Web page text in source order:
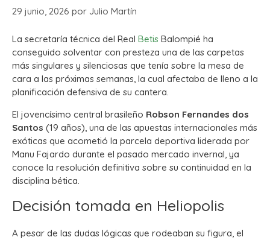
29 junio, 2026 por Julio Martín
La secretaría técnica del Real Betis Balompié ha
conseguido solventar con presteza una de las carpetas
más singulares y silenciosas que tenía sobre la mesa de
cara a las próximas semanas, la cual afectaba de lleno a la
planificación defensiva de su cantera.
El jovencísimo central brasileño Robson Fernandes dos
Santos (19 años), una de las apuestas internacionales más
exóticas que acometió la parcela deportiva liderada por
Manu Fajardo durante el pasado mercado invernal, ya
conoce la resolución definitiva sobre su continuidad en la
disciplina bética.
Decisión tomada en Heliopolis
A pesar de las dudas lógicas que rodeaban su figura, el